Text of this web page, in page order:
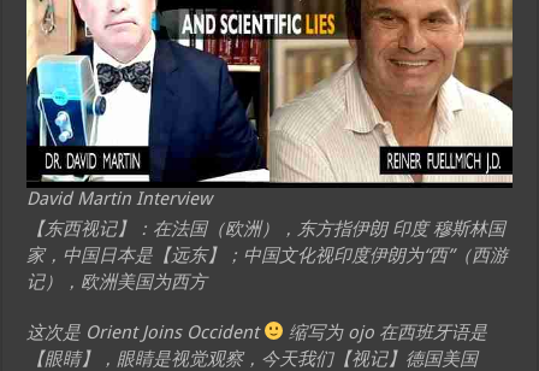
David Martin Interview
【东西视记】：在法国（欧洲），东方指伊朗 印度 穆斯林国
家，中国日本是【远东】；中国文化视印度伊朗为“西”（西游
记），欧洲美国为西方
这次是 Orient Joins Occident
缩写为 ojo 在西班牙语是
【眼睛】，眼睛是视觉观察，今天我们【视记】德国美国